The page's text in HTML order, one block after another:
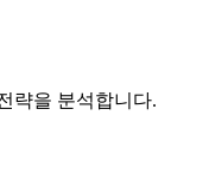
략을 분석합니다.